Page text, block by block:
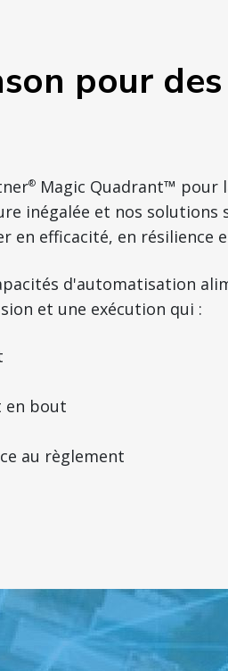
pour
® Magic Quadrant™ pour
inégalée et nos
en efficacité, en résilience
d'automatisation
et une exécution qui :
en bout
au règlement